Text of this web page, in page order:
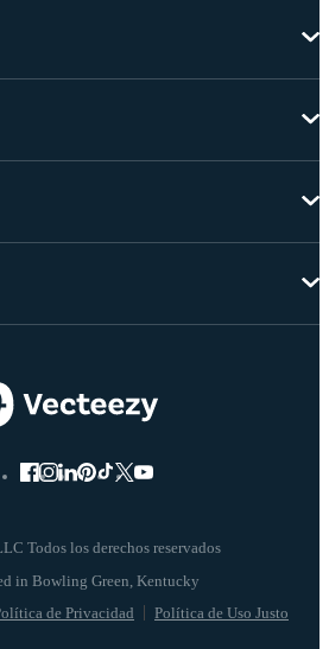
Todos los derechos reservados
de Privacidad Política de Uso Justo